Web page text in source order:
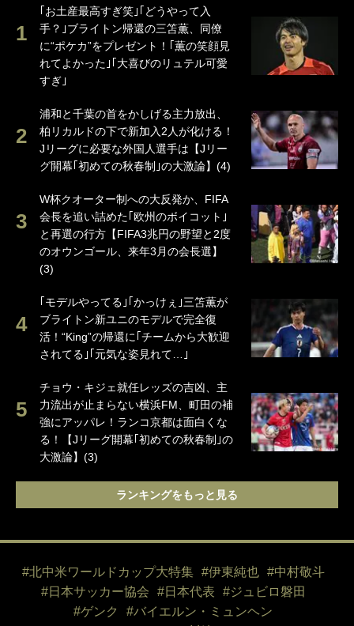
｢お土産最高すぎ笑｣｢どうやって入
手？｣ブライトン帰還の三笘薫、同僚
に“ポケカ”をプレゼント！｢薫の笑顔見
れてよかった｣｢大喜びのリュテル可愛
すぎ｣
浦和と千葉の首をかしげる主力放出、
柏リカルドの下で新加入2人が化ける！
Jリーグに必要な外国人選手は【Jリー
グ開幕｢初めての秋春制｣の大激論】(4)
W杯クオーター制への大反発か、FIFA
会長を追い詰めた｢欧州のボイコット｣
と再選の行方【FIFA3兆円の野望と2度
のオウンゴール、来年3月の会長選】
(3)
｢モデルやってる｣｢かっけぇ｣三笘薫が
ブライトン新ユニのモデルで完全復
活！“King”の帰還に｢チームから大歓迎
されてる｣｢元気な姿見れて…｣
チョウ・キジェ就任レッズの吉凶、主
力流出が止まらない横浜FM、町田の補
強にアッパレ！ランコ京都は面白くな
る！【Jリーグ開幕｢初めての秋春制｣の
大激論】(3)
ランキングをもっと見る
#北中米ワールドカップ大特集 #伊東純也
#中村敬斗
#日本サッカー協会
#日本代表
#ジュビロ磐田
#ゲンク
#バイエルン・ミュンヘン